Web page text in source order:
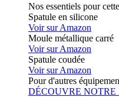
Nos essentiels pour
Spatule en silicone
Voir sur Amazon
Moule métallique carré
Voir sur Amazon
Spatule coudée
Voir sur Amazon
Pour d'autres
DÉCOUVRE